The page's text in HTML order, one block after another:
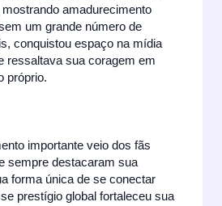
amadurecimento
um grande número de
conquistou espaço na mídia
ressaltava sua coragem em
próprio.
importante veio dos fãs
sempre destacaram sua
forma única de se conectar
prestígio global fortaleceu sua